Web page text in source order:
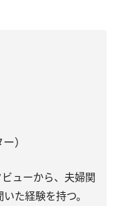
）
ューから、夫婦関
た経験を持つ。